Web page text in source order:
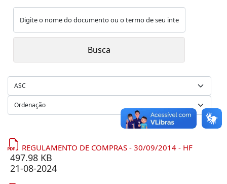
REGULAMENTO DE COMPRAS - 30/09/2014 - HF
497.98 KB
21-08-2024